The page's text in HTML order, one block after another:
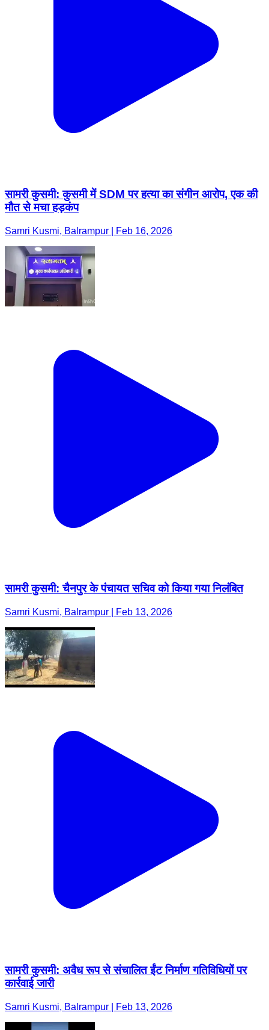
सामरी कुसमी: कुसमी में SDM पर हत्या का संगीन आरोप, एक की
मौत से मचा हड़कंप
Samri Kusmi, Balrampur | Feb 16, 2026
सामरी कुसमी: चैनपुर के पंचायत सचिव को किया गया निलंबित
Samri Kusmi, Balrampur | Feb 13, 2026
सामरी कुसमी: अवैध रूप से संचालित ईंट निर्माण गतिविधियों पर
कार्रवाई जारी
Samri Kusmi, Balrampur | Feb 13, 2026